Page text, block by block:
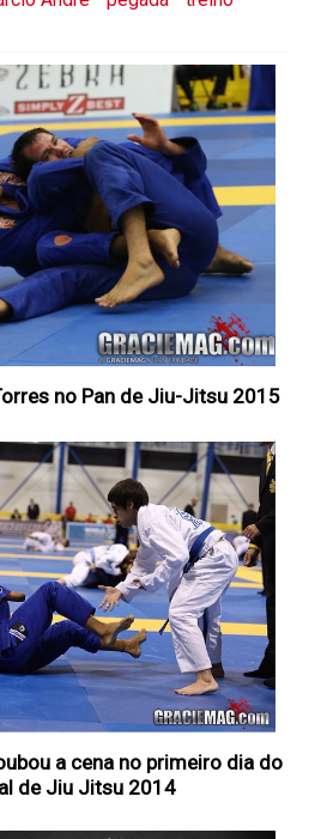
no Pan de Jiu-Jitsu 2015
a cena no primeiro dia do
de Jiu Jitsu 2014